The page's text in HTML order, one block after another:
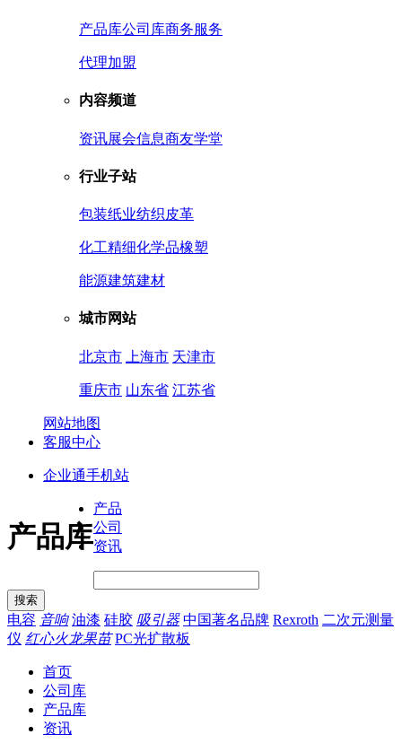
产品库公司库商务服务
代理加盟
内容频道
资讯展会信息商友学堂
行业子站
包装纸业纺织皮革
化工精细化学品橡塑
能源建筑建材
城市网站
北京市 上海市 天津市
重庆市 山东省 江苏省
网站地图
客服中心
企业通手机站
产品库
产品
公司
资讯
电容 音响 油漆 硅胶 吸引器 中国著名品牌 Rexroth 二次元测量
仪 红心火龙果苗 PC光扩散板
首页
公司库
产品库
资讯